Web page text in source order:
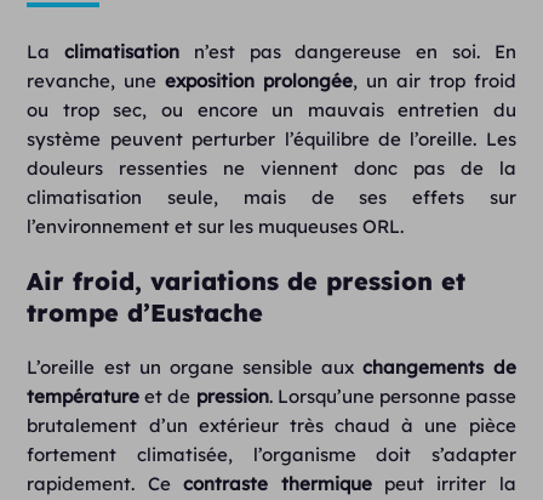
Laclimatisation n’est pas dangereuse en soi. En
revanche, uneexposition prolongée, un air trop froid
ou trop sec, ou encore un mauvais entretien du
système peuvent perturber l’équilibre de l’oreille. Les
douleurs ressenties ne viennent donc pas de la
climatisation seule, mais de ses effets sur
l’environnement et sur les muqueuses ORL.
Air froid, variations de pression et
trompe d’Eustache
L’oreille est un organe sensible auxchangements de
température et de pression. Lorsqu’une personne passe
brutalement d’un extérieur très chaud à une pièce
fortement climatisée, l’organisme doit s’adapter
rapidement. Cecontraste thermiquepeut irriter la